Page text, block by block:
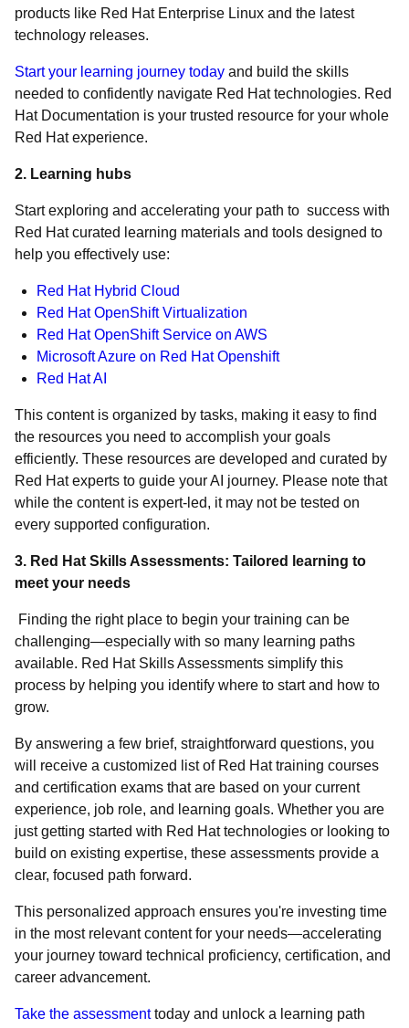
products like Red Hat Enterprise Linux and the latest
technology releases.
Start your learning journey today and build the skills
needed to confidently navigate Red Hat technologies. Red
Hat Documentation is your trusted resource for your whole
Red Hat experience.
2. Learning hubs
Start exploring and accelerating your path to success with
Red Hat curated learning materials and tools designed to
help you effectively use:
Red Hat Hybrid Cloud
Red Hat OpenShift Virtualization
Red Hat OpenShift Service on AWS
Microsoft Azure on Red Hat Openshift
Red Hat AI
This content is organized by tasks, making it easy to find
the resources you need to accomplish your goals
efficiently. These resources are developed and curated by
Red Hat experts to guide your AI journey. Please note that
while the content is expert-led, it may not be tested on
every supported configuration.
3. Red Hat Skills Assessments: Tailored learning to
meet your needs
Finding the right place to begin your training can be
challenging—especially with so many learning paths
available. Red Hat Skills Assessments simplify this
process by helping you identify where to start and how to
grow.
By answering a few brief, straightforward questions, you
will receive a customized list of Red Hat training courses
and certification exams that are based on your current
experience, job role, and learning goals. Whether you are
just getting started with Red Hat technologies or looking to
build on existing expertise, these assessments provide a
clear, focused path forward.
This personalized approach ensures you're investing time
in the most relevant content for your needs—accelerating
your journey toward technical proficiency, certification, and
career advancement.
Take the assessmenttoday and unlock a learning path